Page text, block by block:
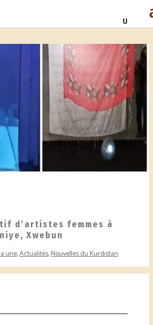
d’artistes femmes à
Xwebun
une,Actualités,Nouvelles du Kurdistan